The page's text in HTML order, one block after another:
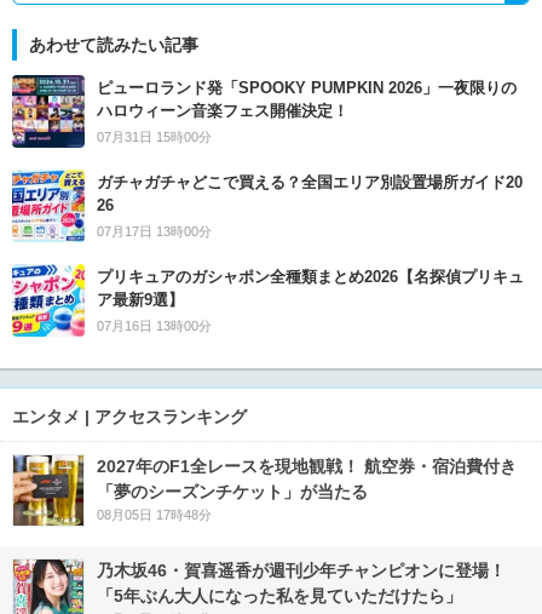
あわせて読みたい記事
ピューロランド発「SPOOKY PUMPKIN 2026」一夜限りの
ハロウィーン音楽フェス開催決定！
07月31日 15時00分
ガチャガチャどこで買える？全国エリア別設置場所ガイド20
26
07月17日 13時00分
プリキュアのガシャポン全種類まとめ2026【名探偵プリキュ
ア最新9選】
07月16日 13時00分
エンタメ | アクセスランキング
2027年のF1全レースを現地観戦！ 航空券・宿泊費付き
「夢のシーズンチケット」が当たる
08月05日 17時48分
乃木坂46・賀喜遥香が週刊少年チャンピオンに登場！
「5年ぶん大人になった私を見ていただけたら」